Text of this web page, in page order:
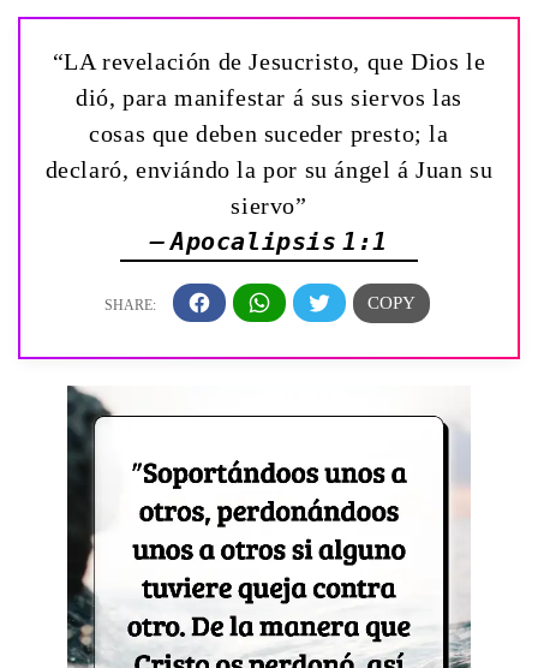
“LA revelación de Jesucristo, que Dios le
dió, para manifestar á sus siervos las
cosas que deben suceder presto; la
declaró, enviándo la por su ángel á Juan su
siervo”
— Apocalipsis 1:1